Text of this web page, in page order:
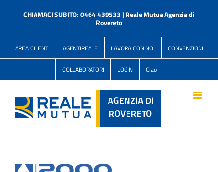
CHIAMACI SUBITO: 0464 439533 | Reale Mutua Agenzia di
Rovereto
AREA CLIENTI AGENTIREALE LAVORA CON NOI CONVENZIONI
COLLABORATORI LOGIN Ciao